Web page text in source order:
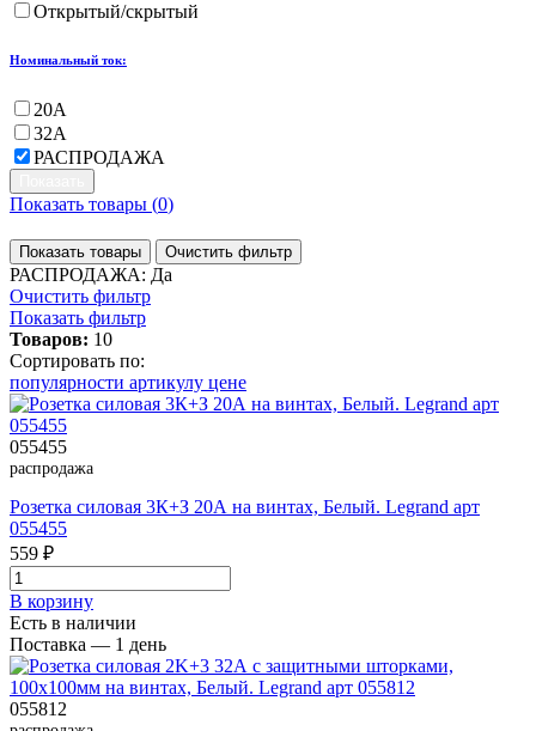
Открытый/скрытый
Номинальный ток:
20А
32А
РАСПРОДАЖА
Показать товары (0)
Показать товары Очистить фильтр
РАСПРОДАЖА: Да
Очистить фильтр
Показать фильтр
Товаров: 10
Сортировать по:
популярности артикулу цене
055455
распродажа
Розетка силовая 3К+З 20А на винтах, Белый. Legrand арт
055455
559 ₽
В корзинy
Есть в наличии
Поставка — 1 день
055812